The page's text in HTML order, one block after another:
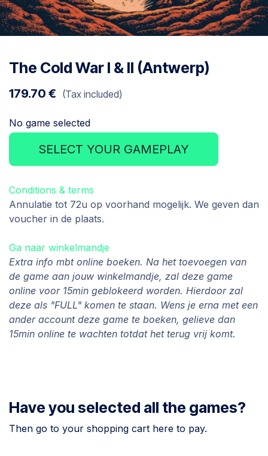
The Cold War I & II (Antwerp)
179.70 € (Tax included)
No game selected
SELECT YOUR GAMEPLAY
Conditions & terms
Annulatie tot 72u op voorhand mogelijk. We geven dan
voucher in de plaats.
Ga naar winkelmandje
Extra info mbt online boeken. Na het toevoegen van
de game aan jouw winkelmandje, zal deze game
online voor 15min geblokeerd worden. Hierdoor zal
deze als "FULL" komen te staan. Wens je erna met een
ander account deze game te boeken, gelieve dan
15min online te wachten totdat het terug vrij komt.
Have you selected all the games?
Then go to your shopping cart here to pay.